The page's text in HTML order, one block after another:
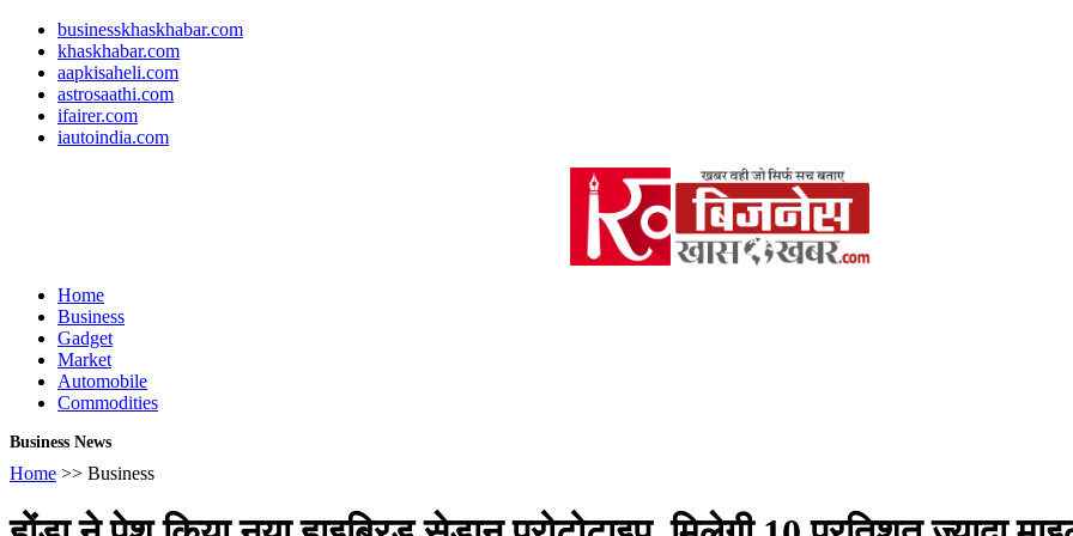
businesskhaskhabar.com
khaskhabar.com
aapkisaheli.com
astrosaathi.com
ifairer.com
iautoindia.com
Home
Business
Gadget
Market
Automobile
Commodities
Business News
Home >> Business